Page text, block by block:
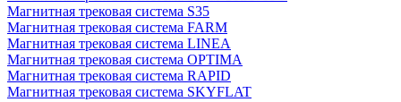
Магнитная трековая система S35
Магнитная трековая система FARM
Магнитная трековая система LINEA
Магнитная трековая система OPTIMA
Магнитная трековая система RAPID
Магнитная трековая система SKYFLAT